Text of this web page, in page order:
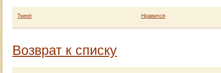
Tweet Нравится
Возврат к списку